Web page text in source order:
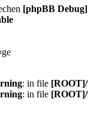
[phpBB
: in file
: in file